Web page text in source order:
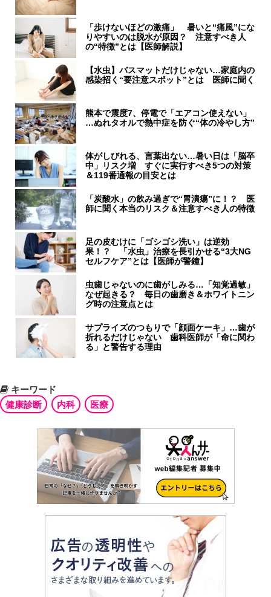
「歩けないほどの激痛」 暑いと“痛風”にな
りやすいのは脱水が原因？ 注意すべき人
の“特徴”とは【医師解説】
【水虫】バスマットだけじゃない…家庭内の
感染招く“要注意スポット”とは 医師に聞く
熊本で震度7、停電で「エアコン使えない」
…ぬれタオルで熱中症を防ぐ“体の冷やし方”
体がしびれる、言葉出ない…暑い日は「脳卒
中」リスク増 すぐに実行すべき5つの対策
＆119番通報の目安とは
「炭酸水」の飲み過ぎで“胃潰瘍”に！？ 医
師に聞く本当のリスク＆注意すべき人の特徴
足の皮むけに「ゴシゴシ洗い」は逆効
果！？ 「水虫」治療を長引かせる“3大NG
セルフケア”とは【医師が警鐘】
虫歯じゃないのに歯がしみる…「知覚過敏」
なぜ起きる？ 毎日の歯磨き＆ホワイトニン
グ時の注意点とは
サプライズのつもりで「顔面ケーキ」…歯が
折れるだけじゃない 歯科医師が「命に関わ
る」と警告する理由
キーワード
健康診断
内科 医療